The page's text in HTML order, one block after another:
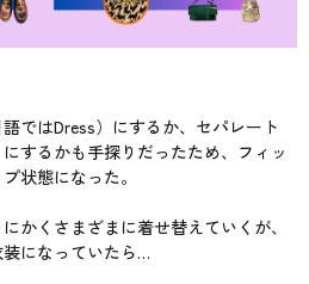
ではDress）にするか、セパレート
するかも手探りだったため、フィッ
状態になった。
かくさまざまに着せ替えていくが、
になっていたら…